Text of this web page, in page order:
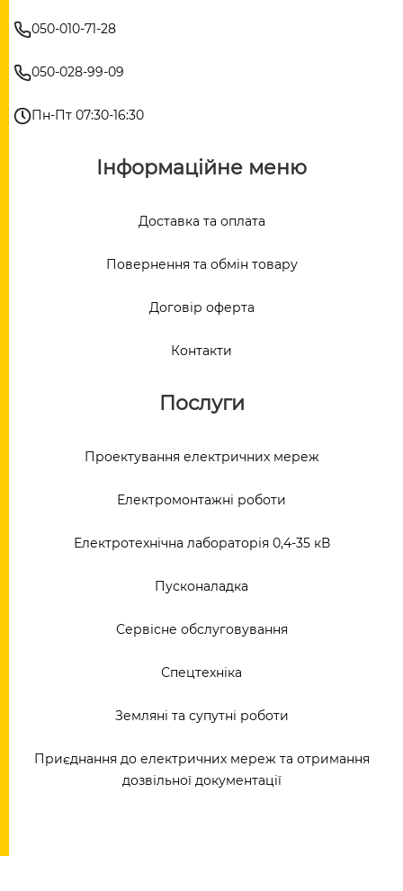
050-010-71-28
050-028-99-09
Пн-Пт 07:30-16:30
Інформаційне меню
Доставка та оплата
Повернення та обмін товару
Договір оферта
Контакти
Послуги
Проектування електричних мереж
Електромонтажні роботи
Електротехнічна лабораторія 0,4-35 кВ
Пусконаладка
Сервісне обслуговування
Спецтехніка
Земляні та супутні роботи
Приєднання до електричних мереж та отримання
дозвільної документації